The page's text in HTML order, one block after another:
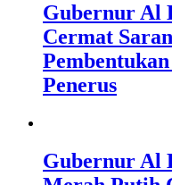
Gubernur Al
Cermat
Penerus
Gubernur Al